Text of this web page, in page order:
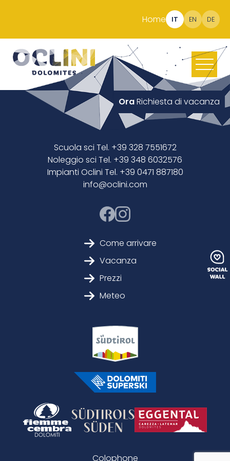
Home IT EN DE
OraRichiesta di vacanza
Scuola sci Tel. +39 328 7551672
Noleggio sci Tel. +39 348 6032576
Impianti Oclini Tel. +39 0471 887180
info@oclini.com
Come arrivare
Vacanza
Prezzi
Meteo
Colophone